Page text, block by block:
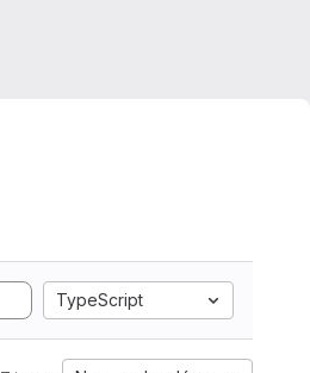
TypeScript